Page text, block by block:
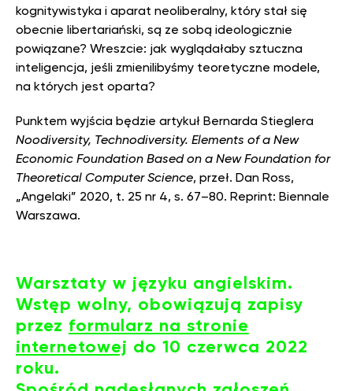
kognitywistyka i aparat neoliberalny, który stał się
obecnie libertariański, są ze sobą ideologicznie
powiązane? Wreszcie: jak wyglądałaby sztuczna
inteligencja, jeśli zmienilibyśmy teoretyczne modele,
na których jest oparta?
Punktem wyjścia będzie artykuł Bernarda Stieglera
Noodiversity, Technodiversity. Elements of a New
Economic Foundation Based on a New Foundation for
Theoretical Computer Science, przeł. Dan Ross,
„Angelaki” 2020, t. 25 nr 4, s. 67–80. Reprint: Biennale
Warszawa.
Warsztaty w języku angielskim.
Wstęp wolny, obowiązują zapisy
przez formularz na stronie
internetowej do 10 czerwca 2022
roku.